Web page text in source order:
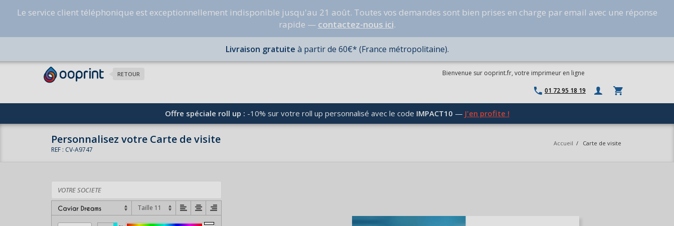
Le service client téléphonique est exceptionnellement indisponible jusqu'au 21 août. Toutes vos demandes sont bien prises en charge par email avec une réponse
rapide — contactez-nous ici.
Livraison gratuite à partir de 60€* (France métropolitaine).
RETOUR Bienvenue sur ooprint.fr, votre imprimeur en ligne
01 72 95 18 19
Offre spéciale roll up : -10% sur votre roll up personnalisé avec le code IMPACT10 — J'en profite !
Personnalisez votre Carte de visite
REF : CV-A9747
Accueil / Carte de visite